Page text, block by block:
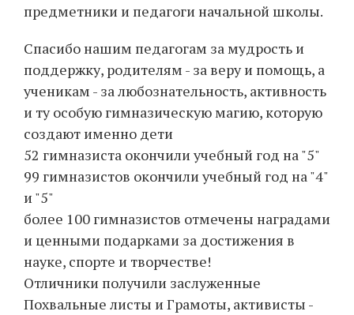
предметники и педагоги начальной школы.
Спасибо нашим педагогам за мудрость и
поддержку, родителям - за веру и помощь, а
ученикам - за любознательность, активность
и ту особую гимназическую магию, которую
создают именно дети
52 гимназиста окончили учебный год на "5"
99 гимназистов окончили учебный год на "4"
и "5"
более 100 гимназистов отмечены наградами
и ценными подарками за достижения в
науке, спорте и творчестве!
Отличники получили заслуженные
Похвальные листы и Грамоты, активисты -